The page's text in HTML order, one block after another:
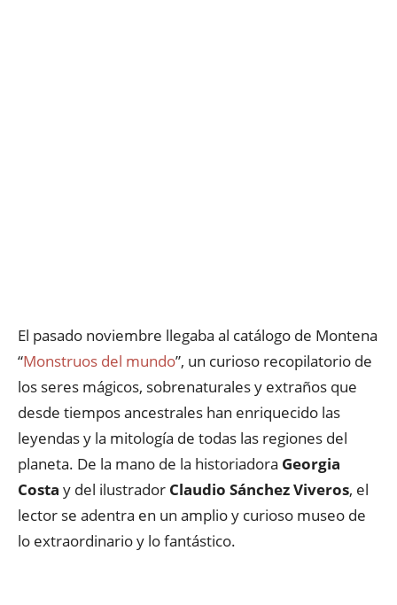
El pasado noviembre llegaba al catálogo de Montena
“Monstruos del mundo”, un curioso recopilatorio de
los seres mágicos, sobrenaturales y extraños que
desde tiempos ancestrales han enriquecido las
leyendas y la mitología de todas las regiones del
planeta. De la mano de la historiadora Georgia
Costa y del ilustrador Claudio Sánchez Viveros, el
lector se adentra en un amplio y curioso museo de
lo extraordinario y lo fantástico.